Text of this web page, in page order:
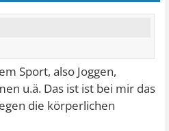
Sport, also Joggen,
u.ä. Das ist ist bei mir das
die körperlichen